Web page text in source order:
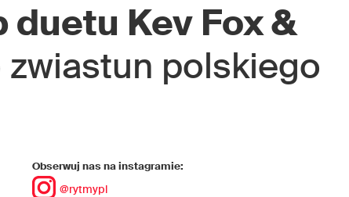
duetu Kev Fox &
zwiastun polskiego
Obserwuj nas na instagramie:
@rytmypl